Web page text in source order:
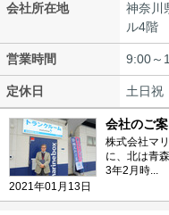
会社所在地
神奈川
ル4階
営業時間 9:00～
定休日 土日祝
2021年01月13日
会社のご
株式会社マ
に、北は青
3年2月時...